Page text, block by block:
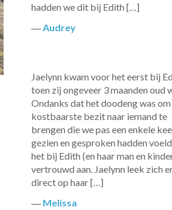
hadden we dit bij Edith […]
― Audrey
Jaelynn kwam voor het eerst bij
toen zij ongeveer 3 maanden oud
Ondanks dat het doodeng was om
kostbaarste bezit naar iemand te
brengen die we pas een enkele
gezien en gesproken hadden
het bij Edith (en haar man en
vertrouwd aan. Jaelynn leek zich
direct op haar […]
― Melissa